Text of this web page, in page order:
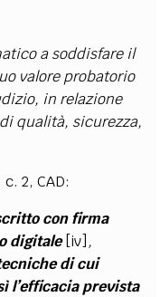
a soddisfare il
valore probatorio
in relazione
qualità, sicurezza,
2, CAD:
con firma
digitale [iv] ,
di cui
l’efficacia prevista